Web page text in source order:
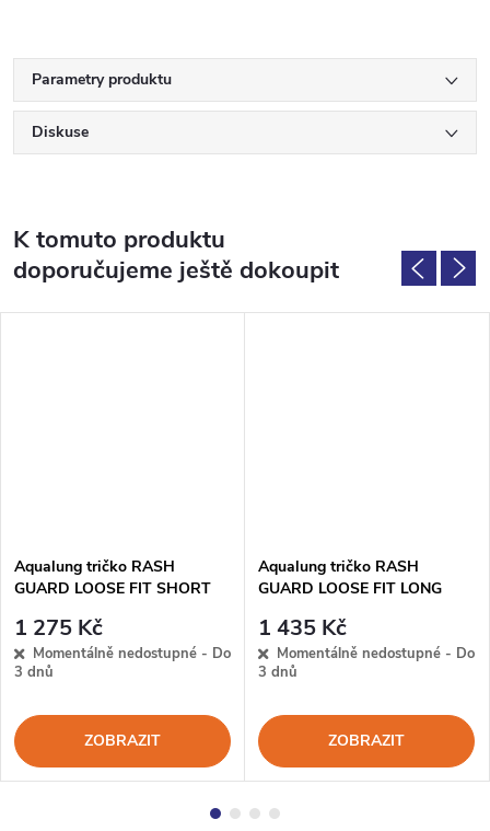
Parametry produktu
Diskuse
K tomuto produktu
doporučujeme ještě dokoupit
Aqualung tričko RASH
GUARD LOOSE FIT SHORT
pánské
1 275 Kč
Momentálně nedostupné - Do
3 dnů
ZOBRAZIT
Aqualung tričko RASH
GUARD LOOSE FIT LONG
BLACK/GREY dámské
1 435 Kč
Momentálně nedostupné - Do
3 dnů
ZOBRAZIT